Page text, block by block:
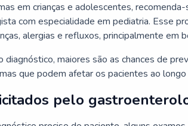
em crianças e adolescentes,
com especialidade em pediatria. Esse
alergias e refluxos, principalmente em
diagnóstico, maiores são as chances de
que podem afetar os pacientes ao
pelo